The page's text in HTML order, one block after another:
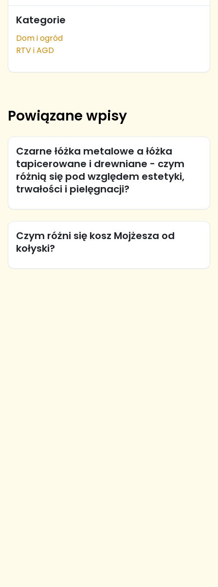
Kategorie
Dom i ogród
RTV i AGD
Powiązane wpisy
Czarne łóżka metalowe a łóżka
tapicerowane i drewniane - czym
różnią się pod względem estetyki,
trwałości i pielęgnacji?
Czym różni się kosz Mojżesza od
kołyski?